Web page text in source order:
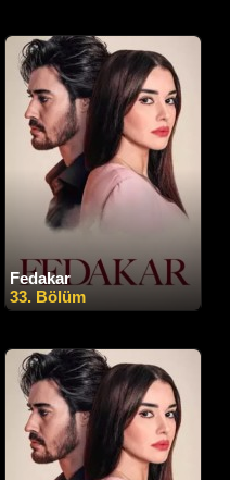
Fedakar
33. Bölüm